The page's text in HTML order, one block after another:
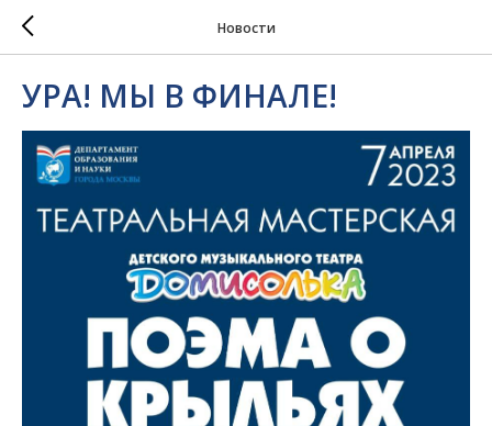
Новости
УРА! МЫ В ФИНАЛЕ!